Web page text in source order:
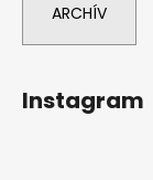
ARCHÍV
Instagram